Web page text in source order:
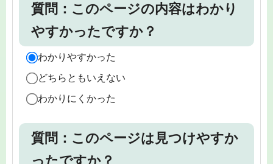
質問：このページの内容はわかり
やすかったですか？
わかりやすかった
どちらともいえない
わかりにくかった
質問：このページは見つけやすか
ったですか？